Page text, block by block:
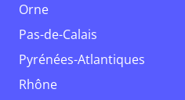
Orne
Pas-de-Calais
Pyrénées-Atlantiques
Rhône